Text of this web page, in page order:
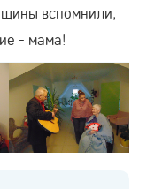
вспомнили,
- мама!